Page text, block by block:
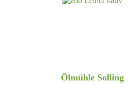
Ölmühle Solling